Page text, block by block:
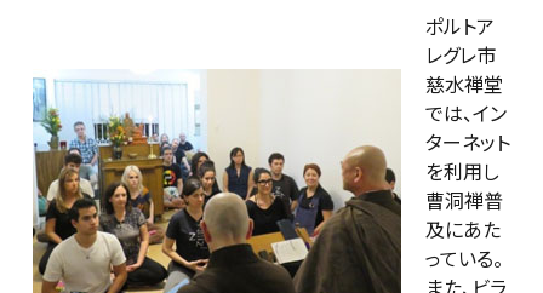
ポルトア
レグレ市
慈水禅堂
では、イン
ターネット
を利用し
曹洞禅普
及にあた
っている。
また、ビラ